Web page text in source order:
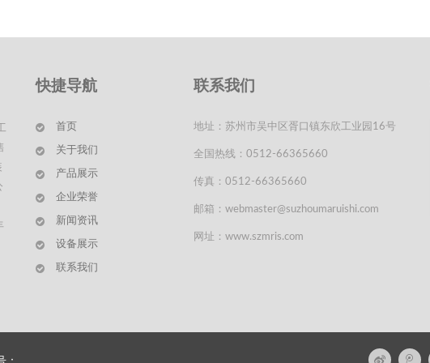
快捷导航
首页
关于我们
产品展示
企业荣誉
新闻资讯
设备展示
联系我们
联系我们
地址：苏州市吴中区胥口镇东欣工业园16号
全国热线：0512-66365660
传真：0512-66365660
邮箱：webmaster@suzhoumaruishi.com
网址：www.szmris.com